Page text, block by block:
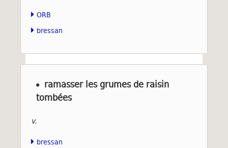
ORB
bressan
ramasser les grumes de raisin
tombées
v.
bressan